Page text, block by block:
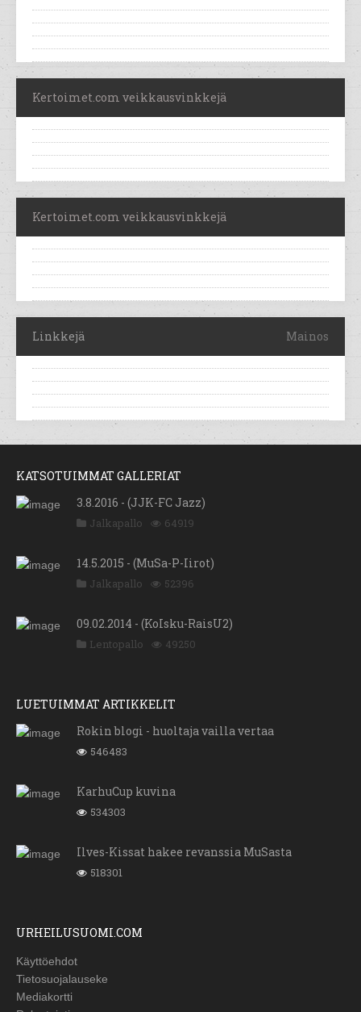
Kertoimet.com veikkausvinkkejä
Kertoimet.com veikkausvinkkejä
Linkkejä Mainos
KATSOTUIMMAT GALLERIAT
3.8.2016 - (JJK-FC Jazz)
Jalkapallo 64919
14.5.2015 - (MuSa-P-Iirot)
Jalkapallo 52396
09.02.2014 - (KoIsku-RaisU2)
Lentopallo 49250
LUETUIMMAT ARTIKKELIT
Rokin blogi - huoltaja vailla vertaa
546483
KarhuCup kuvina
534303
Ilves-Kissat hakee revanssia MuSasta
518301
URHEILUSUOMI.COM
Käyttöehdot
Tietosuojalauseke
Mediakortti